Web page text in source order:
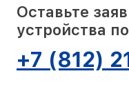
Оставьте
устройства
+7 (812)